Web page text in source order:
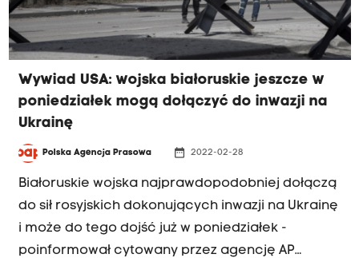
Wywiad USA: wojska białoruskie jeszcze w
poniedziałek mogą dołączyć do inwazji na
Ukrainę
Polska Agencja Prasowa date_range 2022-02-28
Białoruskie wojska najprawdopodobniej dołączą
do sił rosyjskich dokonujących inwazji na Ukrainę
i może do tego dojść już w poniedziałek -
poinformował cytowany przez agencję AP